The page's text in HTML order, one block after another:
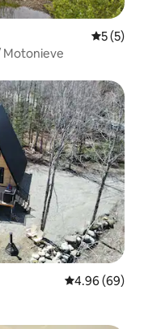
5 (5)
Motonieve
Calificación
4.96 (69)